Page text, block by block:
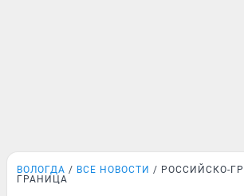
ВОЛОГДА ВСЕ НОВОСТИ
РОССИЙСКО-
ГРАНИЦА